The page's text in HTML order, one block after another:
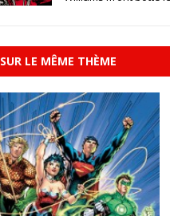
SUR LE MÊME THÈME